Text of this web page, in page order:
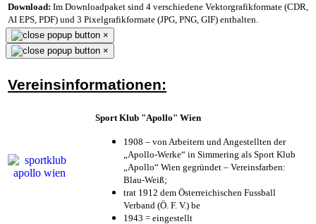
Download: Im Downloadpaket sind 4 verschiedene Vektorgrafikformate (CDR,
AI EPS, PDF) und 3 Pixelgrafikformate (JPG, PNG, GIF) enthalten.
×
×
Vereinsinformationen:
Sport Klub "Apollo" Wien
1908 – von Arbeitern und Angestellten der
„Apollo-Werke“ in Simmering als Sport Klub
„Apollo“ Wien gegründet – Vereinsfarben:
Blau-Weiß;
trat 1912 dem Österreichischen Fussball
Verband (Ö. F. V.) be
1943 = eingestellt